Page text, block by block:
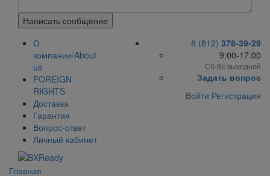
Написать сообщение
О
компании/About
us
FOREIGN
RIGHTS
Доставка
Гарантия
Вопрос-ответ
Личный кабинет
8 (812) 378-39-29
9:00-17:00
Сб-Вс выходной
Задать вопрос
Войти Регистрация
Главная